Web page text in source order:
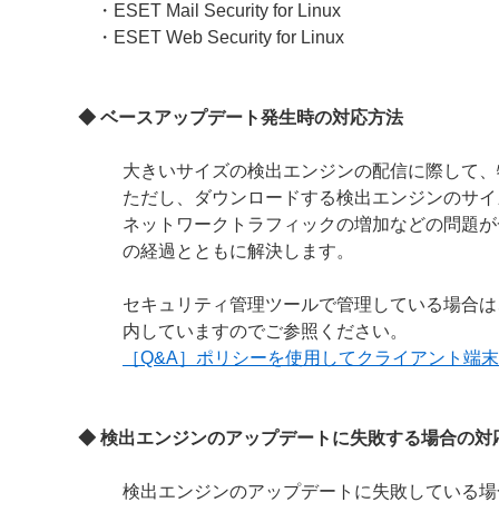
・ESET Mail Security for Linux
・ESET Web Security for Linux
◆ ベースアップデート発生時の対応方法
大きいサイズの検出エンジンの配信に際して
ただし、ダウンロードする検出エンジンのサ
ネットワークトラフィックの増加などの問題
の経過とともに解決します。
セキュリティ管理ツールで管理している場合
内していますのでご参照ください。
［Q&A］ポリシーを使用してクライアント端
◆ 検出エンジンのアップデートに失敗する場合の対
検出エンジンのアップデートに失敗している